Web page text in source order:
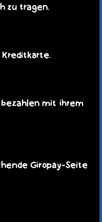
zu tragen.
mit ihrem
Giropay-Seite